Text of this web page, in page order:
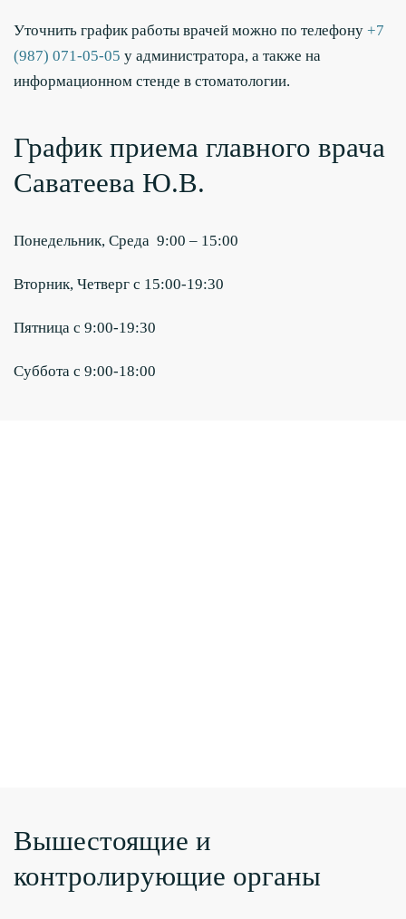
Уточнить график работы врачей можно по телефону +7
(987) 071-05-05 у администратора, а также на
информационном стенде в стоматологии.
График приема главного врача
Саватеева Ю.В.
Понедельник, Среда 9:00 – 15:00
Вторник, Четверг с 15:00-19:30
Пятница с 9:00-19:30
Суббота с 9:00-18:00
Вышестоящие и
контролирующие органы